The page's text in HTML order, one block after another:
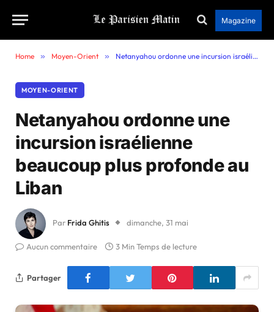
Magazine
Home » Moyen-Orient » Netanyahou ordonne une incursion israélienne beaucoup plus profonde au Liban
MOYEN-ORIENT
Netanyahou ordonne une
incursion israélienne
beaucoup plus profonde au
Liban
Par Frida Ghitis dimanche, 31 mai
Aucun commentaire 3 Min Temps de lecture
Partager